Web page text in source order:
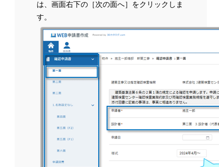
は、画面右下の［次の面へ］をクリックしま
す。